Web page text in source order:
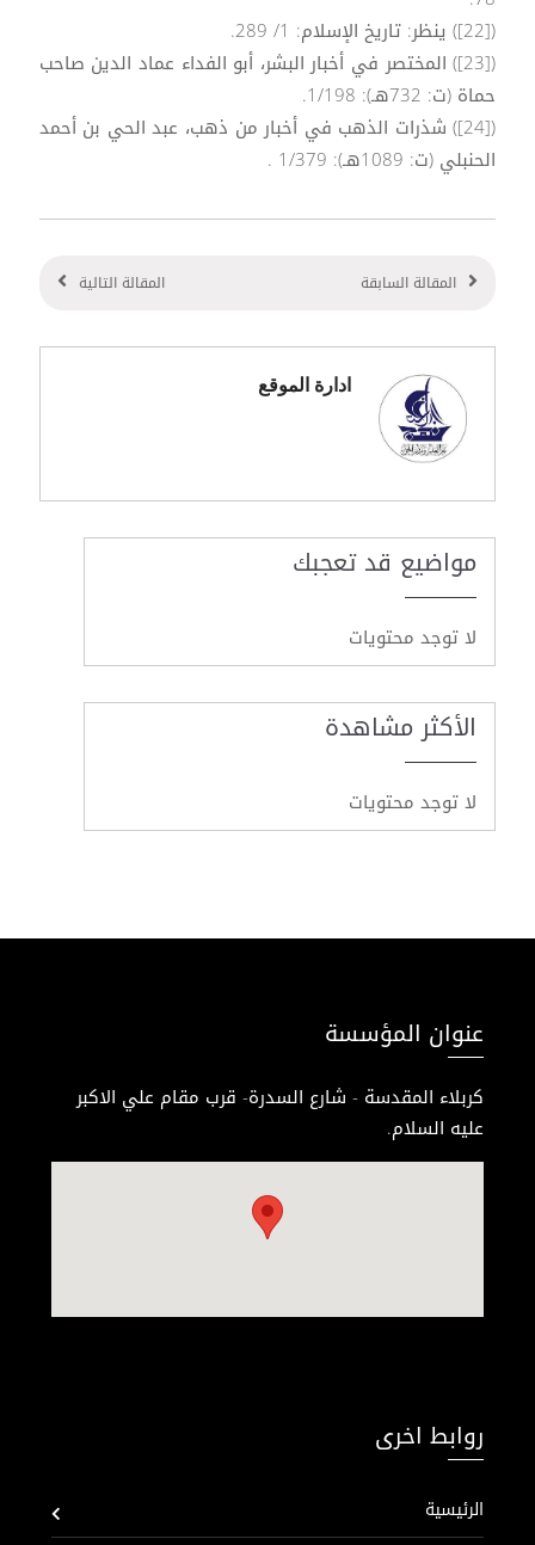
([22]) ينظر: تاريخ الإسلام: 1/ 289.
([23]) المختصر في أخبار البشر، أبو الفداء عماد الدين صاحب
حماة (ت: 732هـ): 1/198.
([24]) شذرات الذهب في أخبار من ذهب، عبد الحي بن أحمد
الحنبلي (ت: 1089هـ): 1/379 .
المقالة السابقة المقالة التالية
ادارة الموقع
مواضيع قد تعجبك
لا توجد محتويات
الأكثر مشاهدة
لا توجد محتويات
عنوان المؤسسة
كربلاء المقدسة - شارع السدرة- قرب مقام علي الاكبر
عليه السلام.
روابط اخرى
الرئيسية